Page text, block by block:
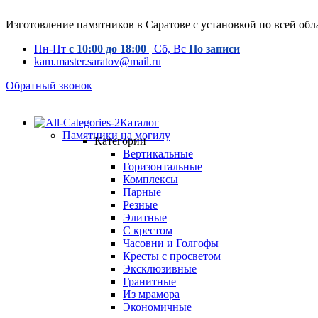
Изготовление памятников в Саратове с установкой по всей
Пн-Пт с 10:00 до 18:00 | Сб, Вс По записи
kam.master.saratov@mail.ru
Обратный звонок
Каталог
Памятники на могилу
Категории
Вертикальные
Горизонтальные
Комплексы
Парные
Резные
Элитные
С крестом
Часовни и Голгофы
Кресты с просветом
Эксклюзивные
Гранитные
Из мрамора
Экономичные